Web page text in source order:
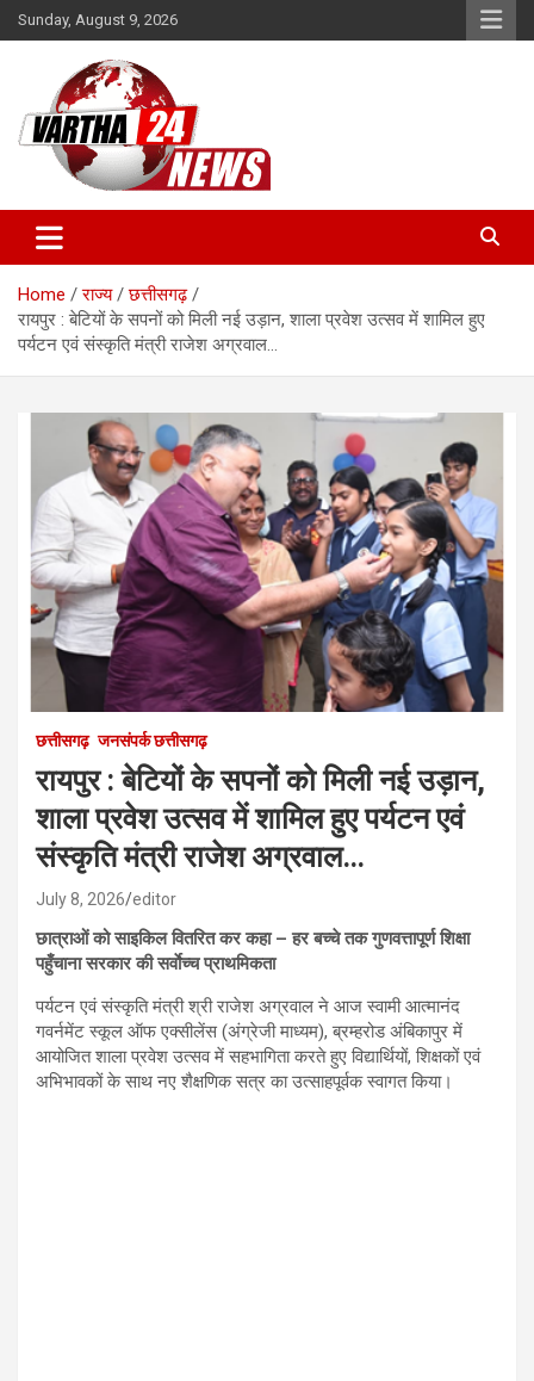
Skip
to
Sunday, August 9, 2026
Vartha 24
Home राज्य
छत्तीसगढ़
रायपुर : बेटियों के सपनों को मिली नई उड़ान, शाला प्रवेश उत्सव में शामिल हुए
पर्यटन एवं संस्कृति मंत्री राजेश अग्रवाल…
छत्तीसगढ़ जनसंपर्क छत्तीसगढ़
रायपुर : बेटियों के सपनों को मिली नई उड़ान,
शाला प्रवेश उत्सव में शामिल हुए पर्यटन एवं
संस्कृति मंत्री राजेश अग्रवाल…
July 8, 2026 editor
छात्राओं को साइकिल वितरित कर कहा – हर बच्चे तक गुणवत्तापूर्ण शिक्षा
पहुँचाना सरकार की सर्वाेच्च प्राथमिकता
पर्यटन एवं संस्कृति मंत्री श्री राजेश अग्रवाल ने आज स्वामी आत्मानंद
गवर्नमेंट स्कूल ऑफ एक्सीलेंस (अंग्रेजी माध्यम), ब्रम्हरोड अंबिकापुर में
आयोजित शाला प्रवेश उत्सव में सहभागिता करते हुए विद्यार्थियों, शिक्षकों एवं
अभिभावकों के साथ नए शैक्षणिक सत्र का उत्साहपूर्वक स्वागत किया।